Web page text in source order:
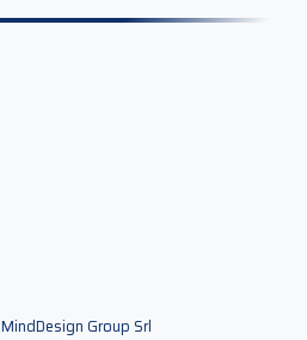
MindDesign Group Srl